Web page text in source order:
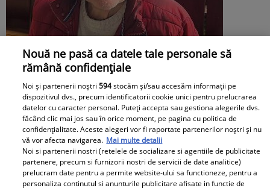
Irinel Columbeanu, răsfățat la azilul din
Ghermănești. Ce primește fostul
milionar de la directorul căminului:
Nouă ne pasă ca datele tale personale să
rămână confidențiale
Noi și partenerii noștri594stocăm și/sau accesăm informații pe
dispozitivul dvs., precum identificatorii cookie unici pentru prelucrarea
datelor cu caracter personal. Puteți accepta sau gestiona alegerile dvs.
făcând clic mai jos sau în orice moment, pe pagina cu politica de
confidențialitate. Aceste alegeri vor fi raportate partenerilor noștri și nu
vă vor afecta navigarea. Mai multe detalii
Noi si partenerii nostri (retelele de socializare si agentiile de publicitate
partenere, precum si furnizorii nostri de servicii de date analitice)
prelucram date pentru a permite website-ului sa functioneze, pentru a
personaliza continutul si anunturile publicitare afisate in functie de